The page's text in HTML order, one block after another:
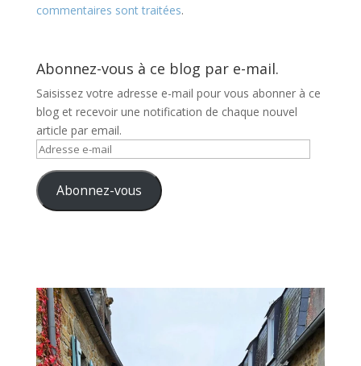
commentaires sont traitées.
Abonnez-vous à ce blog par e-mail.
Saisissez votre adresse e-mail pour vous abonner à ce
blog et recevoir une notification de chaque nouvel
article par email.
Adresse
mail Abonnez-vous